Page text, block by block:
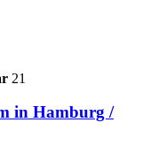
21
in Hamburg /